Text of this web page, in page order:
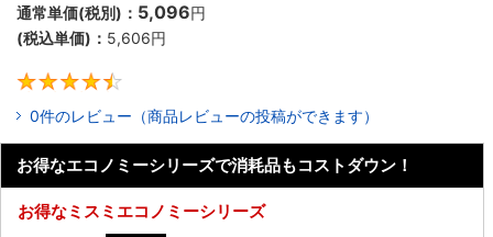
通常単価(税別)： 5,096円
(税込単価)： 5,606円
0件のレビュー（商品レビューの投稿ができます）
お得なエコノミーシリーズで消耗品もコストダウン！
お得なミスミエコノミーシリーズ